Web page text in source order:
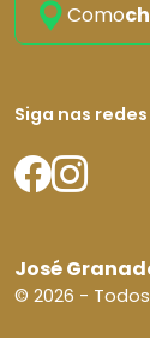
Como
Siga nas
José
© 2026 -